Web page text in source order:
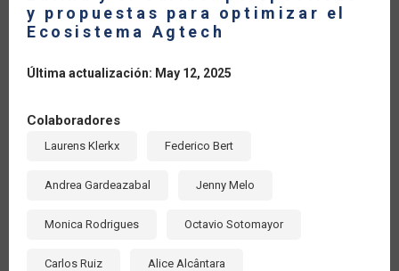
y propuestas para optimizar el
Ecosistema Agtech
Última actualización: May 12, 2025
Colaboradores
Laurens Klerkx Federico Bert
Andrea Gardeazabal Jenny Melo
Monica Rodrigues Octavio Sotomayor
Carlos Ruiz Alice Alcântara